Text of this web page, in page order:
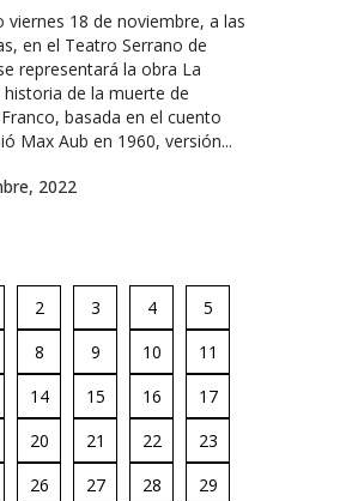
viernes 18 de noviembre, a las
en el Teatro Serrano de
representará la obra La
historia de la muerte de
basada en el cuento
Max Aub en 1960, versión...
2022
2 3 4
5
8 9 10
11
14 15 16
17
20 21 22
23
26 27 28
29